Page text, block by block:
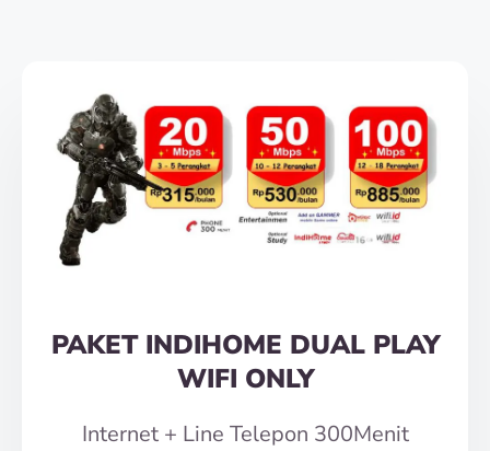
PAKET INDIHOME DUAL PLAY
WIFI ONLY
Internet + Line Telepon 300Menit